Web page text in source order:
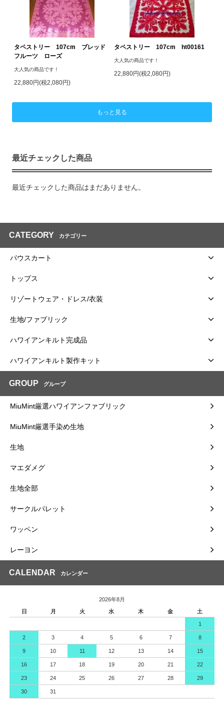
タペストリー 107cm ブレッド
フルーツ ローズ
大人気の商品です！
22,880円(税2,080円)
タペストリー 107cm ht00161
大人気の商品です！
22,880円(税2,080円)
もっと見る
最近チェックした商品
最近チェックした商品はまだありません。
CATEGORY カテゴリー
パウスカート
トップス
リゾートウェア・ドレス/衣装
生地/ファブリック
ハワイアンキルト完成品
ハワイアンキルト製作キット
GROUP グループ
MiuMint厳選ハワイアンファブリック
MiuMint厳選手染め生地
生地
マエダメグ
生地全部
サークルパレット
ワッペン
レーヨン
CALENDAR カレンダー
2026年8月
日
月 火 水 木 金 土
1
2 3 4 5 6 7 8
9 10 11 12 13 14 15
16 17 18 19 20 21 22
23 24 25 26 27 28 29
30 31